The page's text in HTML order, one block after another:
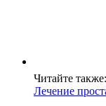
Читайте также:
Лечение